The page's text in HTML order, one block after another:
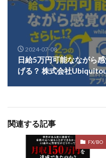
2024-07-08
日給5万円可能なながら
げる？ 株式会社
関連する記事
FX/BO